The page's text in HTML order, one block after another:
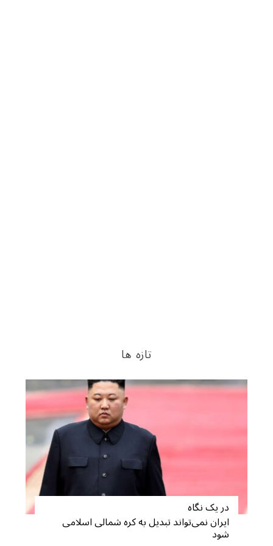
تازه ها
در یک نگاه
ایران نمی‌تواند تبدیل به کره شمالی اسلامی
شود